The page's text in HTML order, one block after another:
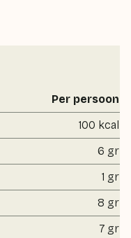
Per persoon
100 kcal
6 gr
1 gr
8 gr
7 gr